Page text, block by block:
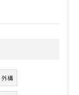
外構